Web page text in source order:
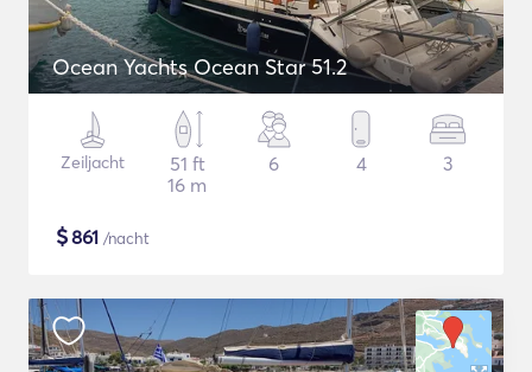
Ocean Yachts Ocean Star 51.2
Zeiljacht
51 ft
16 m
6 4 3
$861 /nacht